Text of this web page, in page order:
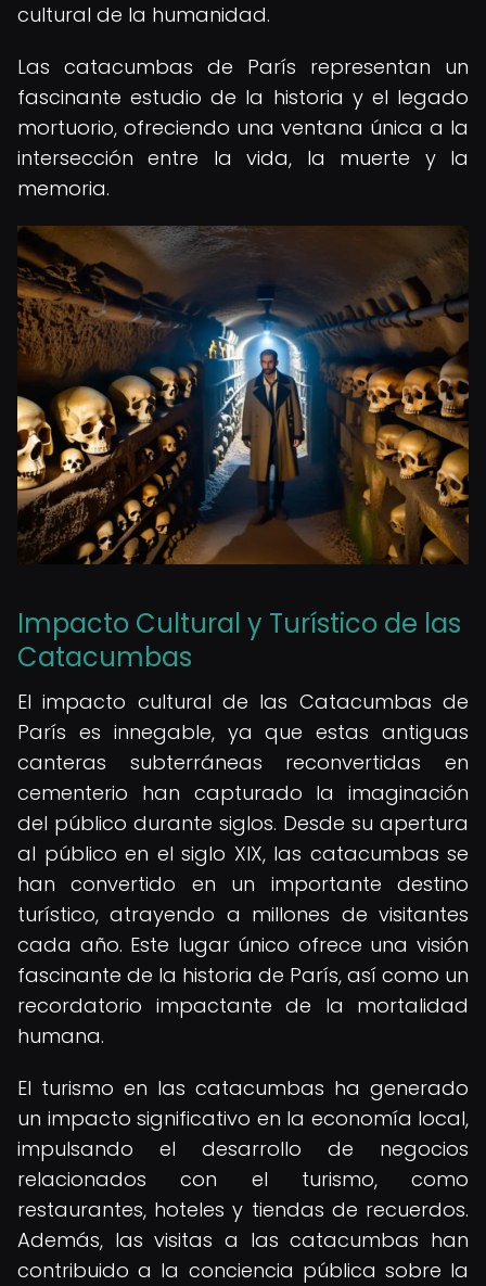
cultural de la humanidad.
Las catacumbas de París representan un
fascinante estudio de la historia y el legado
mortuorio, ofreciendo una ventana única a la
intersección entre la vida, la muerte y la
memoria.
Impacto Cultural y Turístico de las
Catacumbas
El impacto cultural de las Catacumbas de
París es innegable, ya que estas antiguas
canteras subterráneas reconvertidas en
cementerio han capturado la imaginación
del público durante siglos. Desde su apertura
al público en el siglo XIX, las catacumbas se
han convertido en un importante destino
turístico, atrayendo a millones de visitantes
cada año. Este lugar único ofrece una visión
fascinante de la historia de París, así como un
recordatorio impactante de la mortalidad
humana.
El turismo en las catacumbas ha generado
un impacto significativo en la economía local,
impulsando el desarrollo de negocios
relacionados con el turismo, como
restaurantes, hoteles y tiendas de recuerdos.
Además, las visitas a las catacumbas han
contribuido a la conciencia pública sobre la